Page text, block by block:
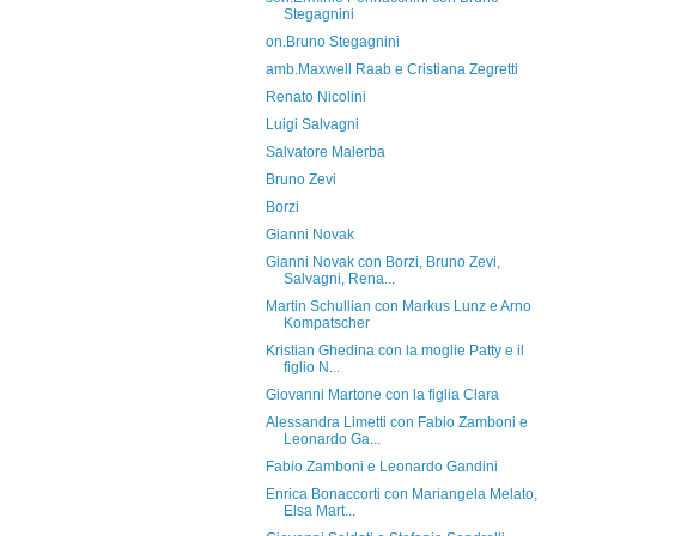
Stegagnini
on.Bruno Stegagnini
amb.Maxwell Raab e Cristiana Zegretti
Renato Nicolini
Luigi Salvagni
Salvatore Malerba
Bruno Zevi
Borzi
Gianni Novak
Gianni Novak con Borzi, Bruno Zevi,
Salvagni, Rena...
Martin Schullian con Markus Lunz e Arno
Kompatscher
Kristian Ghedina con la moglie Patty e il
figlio N...
Giovanni Martone con la figlia Clara
Alessandra Limetti con Fabio Zamboni e
Leonardo Ga...
Fabio Zamboni e Leonardo Gandini
Enrica Bonaccorti con Mariangela Melato,
Elsa Mart...